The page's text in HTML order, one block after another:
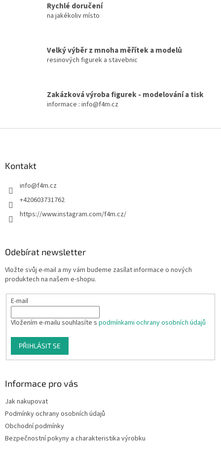
k
y
p
s
Rychlé doručení
na jakékoliv místo
Velký výběr z mnoha měřítek a modelů
resinových figurek a stavebnic
Zakázková výroba figurek - modelování a tisk
informace : info@f4m.cz
Kontakt
info@f4m.cz
+420603731762
https://www.instagram.com/f4m.cz/
Odebírat newsletter
Vložte svůj e-mail a my vám budeme zasílat informace o nových
produktech na našem e-shopu.
E-mail
Vložením e-mailu souhlasíte s podmínkami ochrany osobních údajů
PŘIHLÁSIT SE
Informace pro vás
Jak nakupovat
Podmínky ochrany osobních údajů
Obchodní podmínky
Bezpečnostní pokyny a charakteristika výrobku